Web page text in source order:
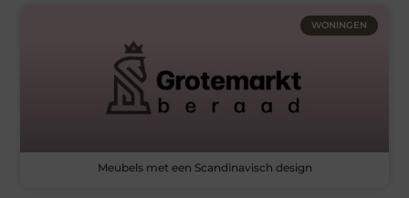
WONINGEN
Meubels met een Scandinavisch design